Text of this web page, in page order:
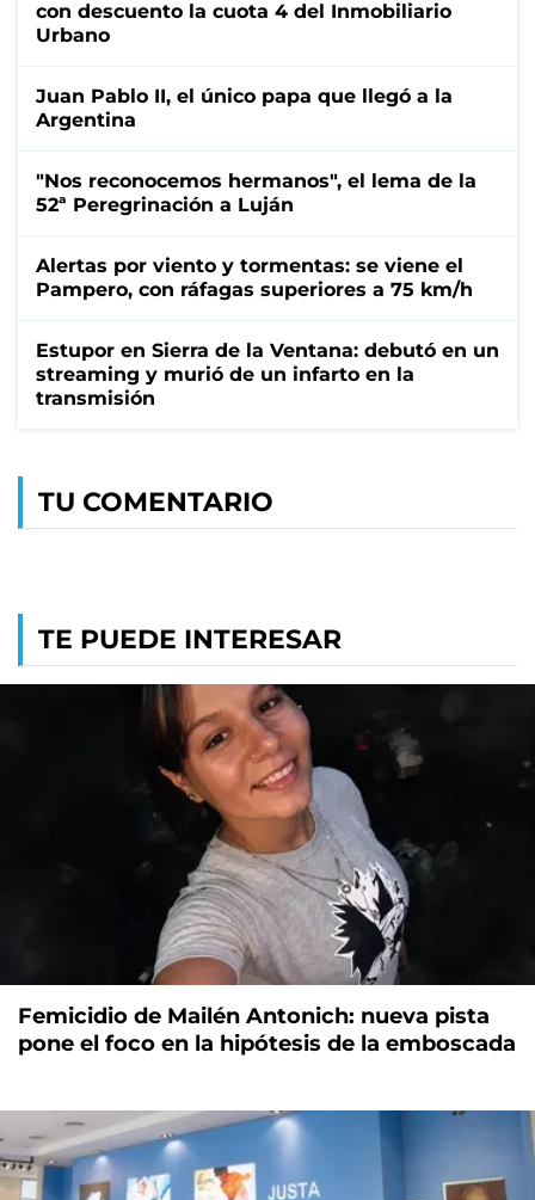
con descuento la cuota 4 del Inmobiliario
Urbano
Juan Pablo II, el único papa que llegó a la
Argentina
"Nos reconocemos hermanos", el lema de la
52ª Peregrinación a Luján
Alertas por viento y tormentas: se viene el
Pampero, con ráfagas superiores a 75 km/h
Estupor en Sierra de la Ventana: debutó en un
streaming y murió de un infarto en la
transmisión
TU COMENTARIO
TE PUEDE INTERESAR
Femicidio de Mailén Antonich: nueva pista
pone el foco en la hipótesis de la emboscada